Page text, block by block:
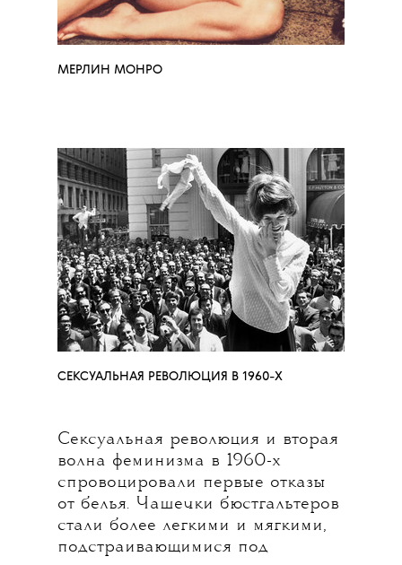
МЕРЛИН МОНРО
CЕКСУАЛЬНАЯ РЕВОЛЮЦИЯ В 1960-Х
Сексуальная революция и вторая
волна феминизма в 1960-х
спровоцировали первые отказы
от белья. Чашечки бюстгальтеров
стали более легкими и мягкими,
подстраивающимися под